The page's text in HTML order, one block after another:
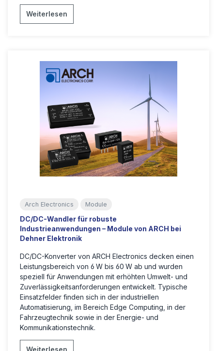
Weiterlesen
Arch Electronics Module
DC/DC-Wandler für robuste
Industrieanwendungen – Module von ARCH bei
Dehner Elektronik
DC/DC-Konverter von ARCH Electronics decken einen
Leistungsbereich von 6 W bis 60 W ab und wurden
speziell für Anwendungen mit erhöhten Umwelt- und
Zuverlässigkeitsanforderungen entwickelt. Typische
Einsatzfelder finden sich in der industriellen
Automatisierung, im Bereich Edge Computing, in der
Fahrzeugtechnik sowie in der Energie- und
Kommunikationstechnik.